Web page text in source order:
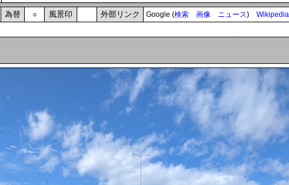
為替 ○ 風景印 外部リンク Google (検索 画像 ニュース) Wikipedia